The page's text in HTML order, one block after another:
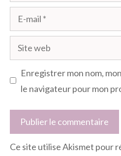
mail
Site
web
Enregistrer mon nom,
le navigateur pour mon
Ce site utilise Akismet pour